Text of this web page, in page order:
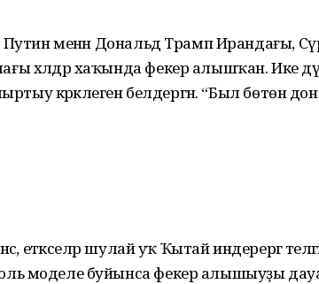
Путин менән Дональд Трамп Ирандағы,
хәлдәр хаҡында фекер алышҡан. Ике
кәрәклеген белдергән. “Был бөтөн
етәкселәр шулай уҡ Ҡытай индерергә
моделе буйынса фекер алышыуҙы